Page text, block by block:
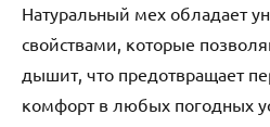
Натуральный мех обладает
свойствами, которые
дышит, что предотвращает
комфорт в любых погодных